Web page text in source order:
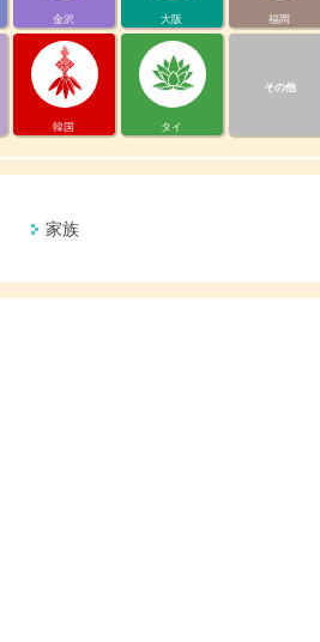
金沢 大阪 福岡
韓国 タイ
その他
家族